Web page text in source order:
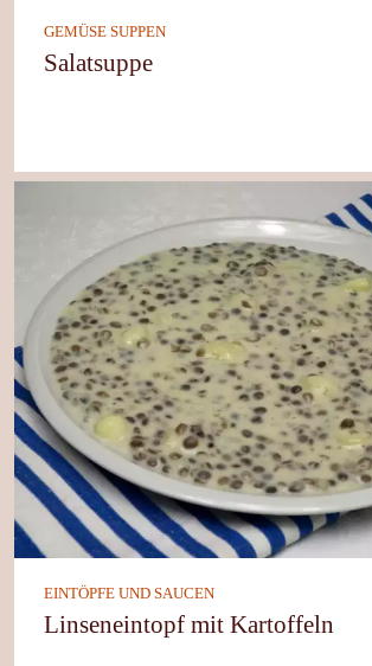
GEMÜSE SUPPEN
Salatsuppe
EINTÖPFE UND SAUCEN
Linseneintopf mit Kartoffeln